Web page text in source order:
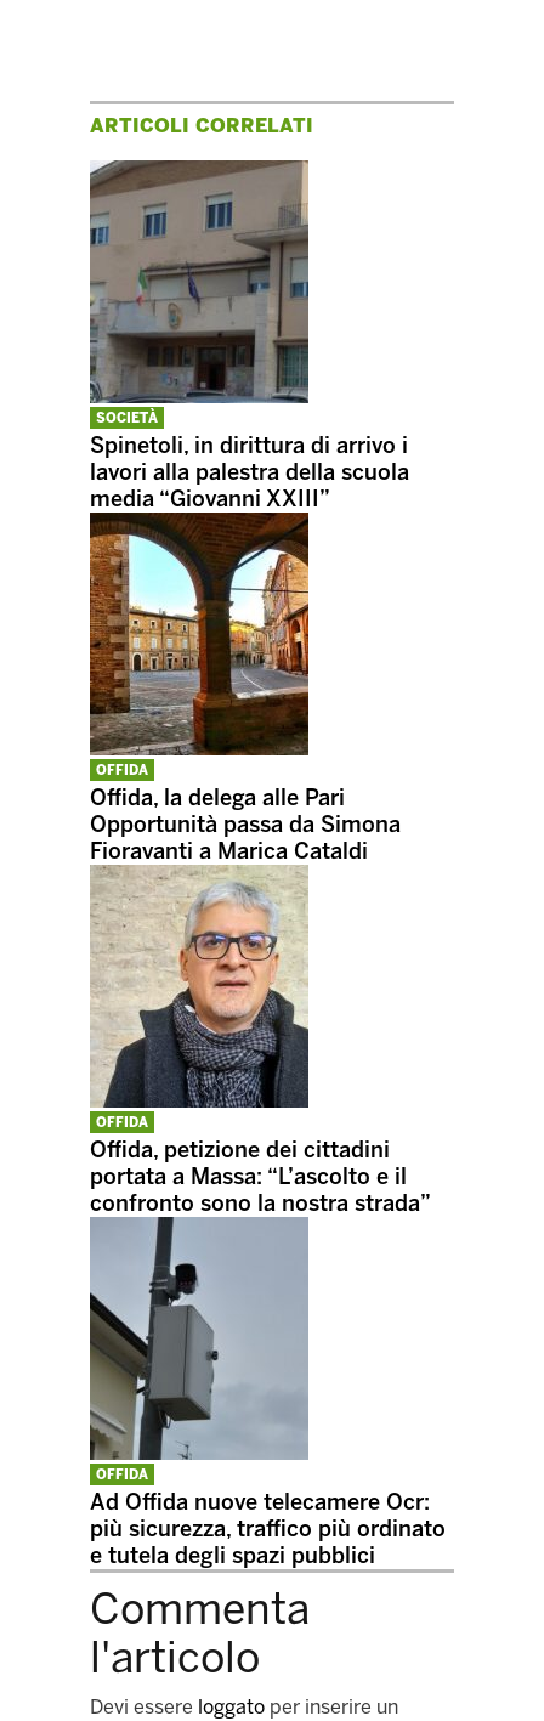
ARTICOLI CORRELATI
SOCIETÀ
Spinetoli, in dirittura di arrivo i
lavori alla palestra della scuola
media “Giovanni XXIII”
OFFIDA
Offida, la delega alle Pari
Opportunità passa da Simona
Fioravanti a Marica Cataldi
OFFIDA
Offida, petizione dei cittadini
portata a Massa: “L’ascolto e il
confronto sono la nostra strada”
OFFIDA
Ad Offida nuove telecamere Ocr:
più sicurezza, traffico più ordinato
e tutela degli spazi pubblici
Commenta
l'articolo
Devi essere loggato per inserire un